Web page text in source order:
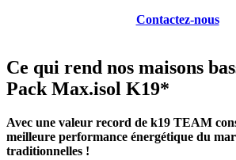
Contactez-nous
Ce qui rend nos maisons
Pack Max.isol K19*
Avec une valeur record de k19 TEAM
meilleure performance énergétique du
traditionnelles !